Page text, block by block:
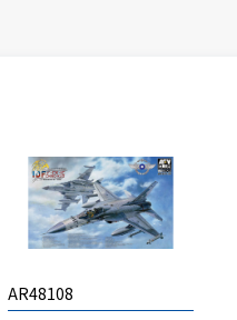
AR48108